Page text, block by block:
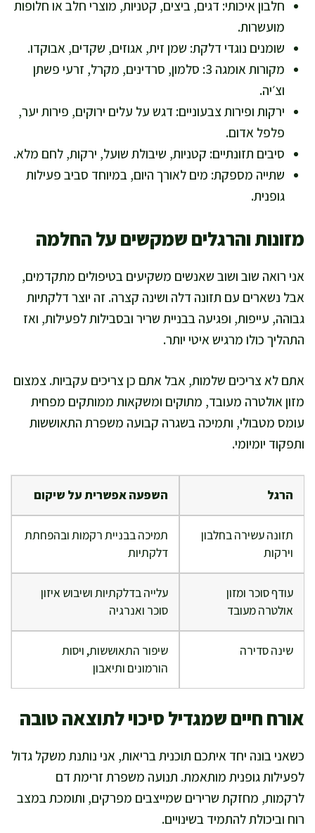
חלבון איכותי: דגים, ביצים, קטניות, מוצרי חלב או חלופות
מועשרות.
שומנים נוגדי דלקת: שמן זית, אגוזים, שקדים, אבוקדו.
מקורות אומגה 3: סלמון, סרדינים, מקרל, זרעי פשתן
וצ׳יה.
ירקות ופירות צבעוניים: דגש על עלים ירוקים, פירות יער,
פלפל אדום.
סיבים תזונתיים: קטניות, שיבולת שועל, ירקות, לחם מלא.
שתייה מספקת: מים לאורך היום, במיוחד סביב פעילות
גופנית.
מזונות והרגלים שמקשים על החלמה
אני רואה שוב ושוב שאנשים משקיעים בטיפולים מתקדמים,
אבל נשארים עם תזונה דלה ושינה קצרה. זה יוצר דלקתיות
גבוהה, עייפות, ופגיעה בבניית שריר ובסבילות לפעילות, ואז
התהליך כולו מרגיש איטי יותר.
אתם לא צריכים שלמות, אבל אתם כן צריכים עקביות. צמצום
מזון אולטרה מעובד, מתוקים ומשקאות ממותקים מפחית
עומס מטבולי, ותמיכה בשגרה קבועה משפרת התאוששות
ותפקוד יומיומי.
הרגל השפעה אפשרית על שיקום
תזונה עשירה בחלבון
וירקות
תמיכה בבניית רקמות ובהפחתת
דלקתיות
עודף סוכר ומזון
אולטרה מעובד
עלייה בדלקתיות ושיבוש איזון
סוכר ואנרגיה
שינה סדירה
שיפור התאוששות, ויסות
הורמונים ותיאבון
אורח חיים שמגדיל סיכוי לתוצאה טובה
כשאני בונה יחד איתכם תוכנית בריאות, אני נותנת משקל גדול
לפעילות גופנית מותאמת. תנועה משפרת זרימת דם
לרקמות, מחזקת שרירים שמייצבים מפרקים, ותומכת במצב
רוח וביכולת להתמיד בשינויים.